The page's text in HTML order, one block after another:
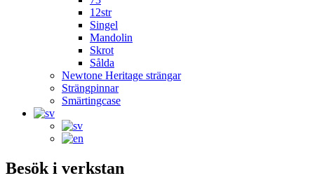
12str
Singel
Mandolin
Skrot
Sålda
Newtone Heritage strängar
Strängpinnar
Smärtingcase
Besök i verkstan